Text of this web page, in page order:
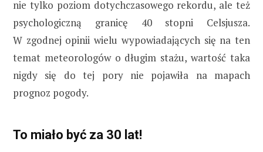
nie tylko poziom dotychczasowego rekordu, ale też
psychologiczną granicę 40 stopni Celsjusza.
W zgodnej opinii wielu wypowiadających się na ten
temat meteorologów o długim stażu, wartość taka
nigdy się do tej pory nie pojawiła na mapach
prognoz pogody.
To miało być za 30 lat!